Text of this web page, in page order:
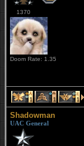
1370
Doom Rate: 1.35
1 1 1
Shadowman
UAC General